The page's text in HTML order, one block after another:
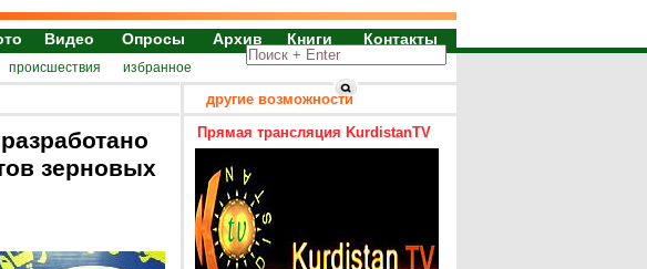
Видео Опросы Архив Книги Контакты
происшествия избранное
зерновых
другие возможности
Прямая трансляция KurdistanTV